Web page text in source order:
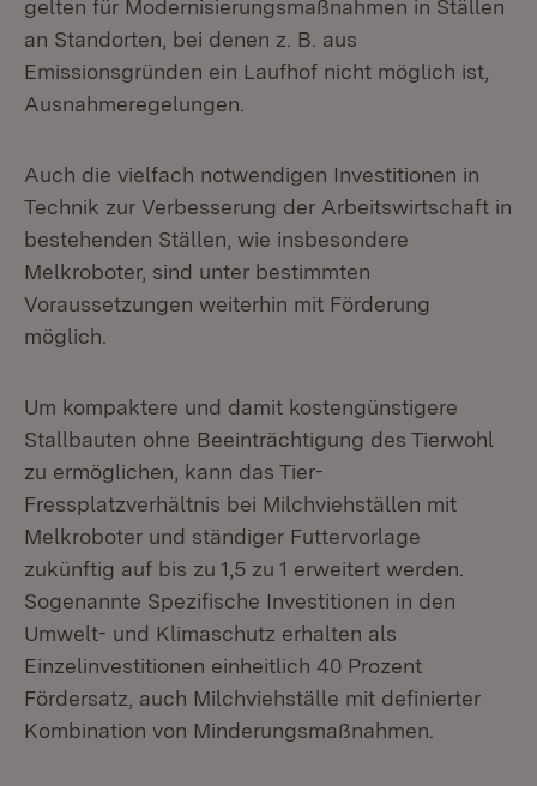
gelten für Modernisierungsmaßnahmen in Ställen
an Standorten, bei denen z. B. aus
Emissionsgründen ein Laufhof nicht möglich ist,
Ausnahmeregelungen.
Auch die vielfach notwendigen Investitionen in
Technik zur Verbesserung der Arbeitswirtschaft in
bestehenden Ställen, wie insbesondere
Melkroboter, sind unter bestimmten
Voraussetzungen weiterhin mit Förderung
möglich.
Um kompaktere und damit kostengünstigere
Stallbauten ohne Beeinträchtigung des Tierwohl
zu ermöglichen, kann das Tier-
Fressplatzverhältnis bei Milchviehställen mit
Melkroboter und ständiger Futtervorlage
zukünftig auf bis zu 1,5 zu 1 erweitert werden.
Sogenannte Spezifische Investitionen in den
Umwelt- und Klimaschutz erhalten als
Einzelinvestitionen einheitlich 40 Prozent
Fördersatz, auch Milchviehställe mit definierter
Kombination von Minderungsmaßnahmen.